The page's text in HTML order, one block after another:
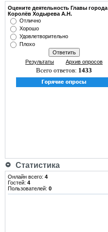
Оцените деятельность Главы города
Королёв Ходырева А.Н.
Отлично
Хорошо
Удовлетворительно
Плохо
Результаты Архив опросов
Всего ответов: 1433
Статистика
Онлайн всего: 4
Гостей: 4
Пользователей: 0